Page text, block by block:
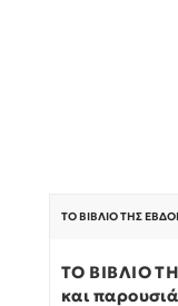
ΤΟ ΒΙΒΛΊΟ ΤΗΣ
ΤΟ ΒΙΒΛΙΟ
και